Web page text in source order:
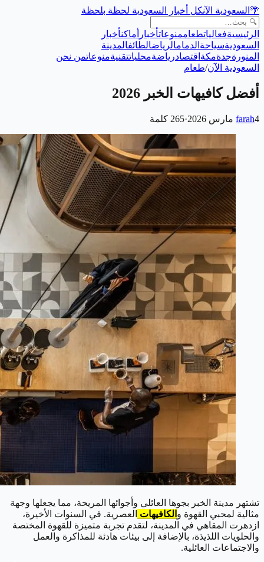
🌴 السعودية الآنكل أخبار السعودية لحظة بلحظة
الرئيسيةفعالياتطعاممنوعاتأخبار أماكنأخبار
السعوديةسياحة الدمامالرياضالطائفالمدينة
المنورةجدةمكة اقتصادرياضةمحلياتتقنيةمنوعاتمن نحن
السعودية الآن/طعام
أفضل كافيهات الخبر 2026
farah4 مارس 2026 ·
265 كلمة
تشتهر مدينة الخبر بجوها العائلي وأجوائها المريحة، مما يجعلها وجهة
مثالية لمحبي القهوة و الكافيهات العصرية. في السنوات الأخيرة،
ازدهرت المقاهي في المدينة، لتقدم تجربة متميزة للقهوة المختصة
والحلويات اللذيذة، بالإضافة إلى بيئات هادئة للمذاكرة والعمل
والاجتماعات العائلية.